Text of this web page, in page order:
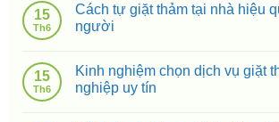
15
Th6
Cách tự giặt thảm tại nhà hiệu
người
15
Th6
Kinh nghiệm chọn dịch vụ giặt
nghiệp uy tín